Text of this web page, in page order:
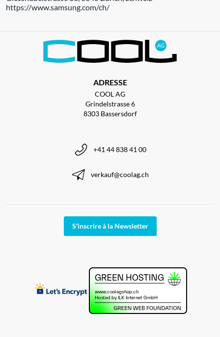
https://www.samsung.com/ch/
ADRESSE
COOL AG
Grindelstrasse 6
8303 Bassersdorf
+41 44 838 41 00
verkauf@coolag.ch
S'inscrire à la Newsletter